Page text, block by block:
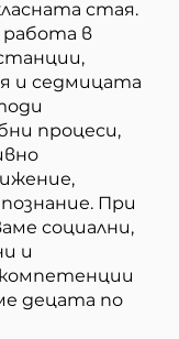
стая.
в
и седмицата
процеси,
При
социални,
и
децата по